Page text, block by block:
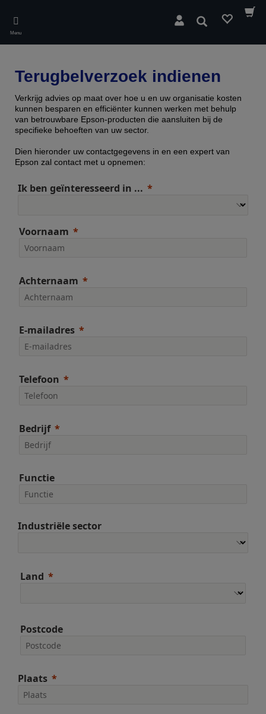
main
content
Menu
Zoeken
Terugbelverzoek indienen
Verkrijg advies op maat over hoe u en uw organisatie kosten
kunnen besparen en efficiënter kunnen werken met behulp
van betrouwbare Epson-producten die aansluiten bij de
specifieke behoeften van uw sector.
Dien hieronder uw contactgegevens in en een expert van
Epson zal contact met u opnemen:
Ik ben geïnteresseerd in ...
Voornaam
Achternaam
E-mailadres
Telefoon
Bedrijf
Functie
Industriële sector
Land
Postcode
Plaats